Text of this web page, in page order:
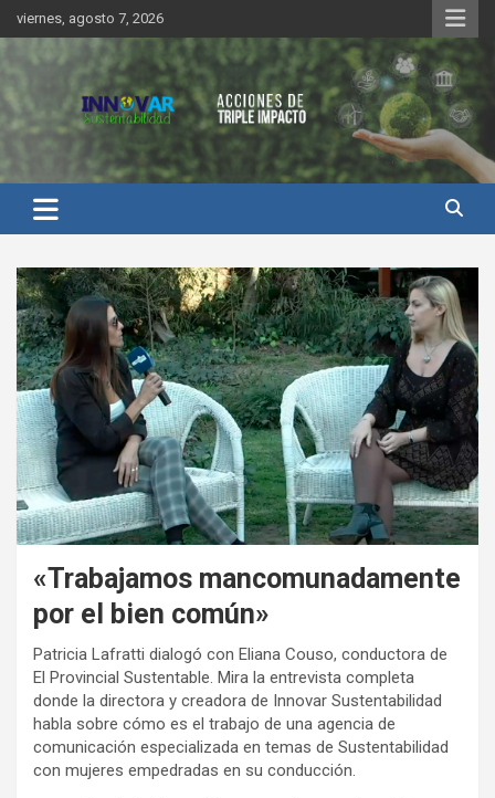
Saltar
al
contenido
viernes, agosto 7, 2026
Innovar Sustentabilidad
«Trabajamos mancomunadamente
por el bien común»
Patricia Lafratti dialogó con Eliana Couso, conductora de
El Provincial Sustentable. Mira la entrevista completa
donde la directora y creadora de Innovar Sustentabilidad
habla sobre cómo es el trabajo de una agencia de
comunicación especializada en temas de Sustentabilidad
con mujeres empedradas en su conducción.